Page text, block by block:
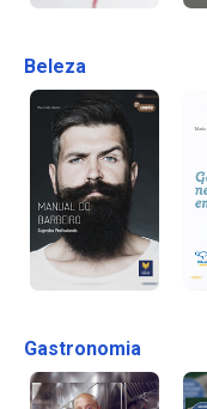
Beleza
Gastronomia